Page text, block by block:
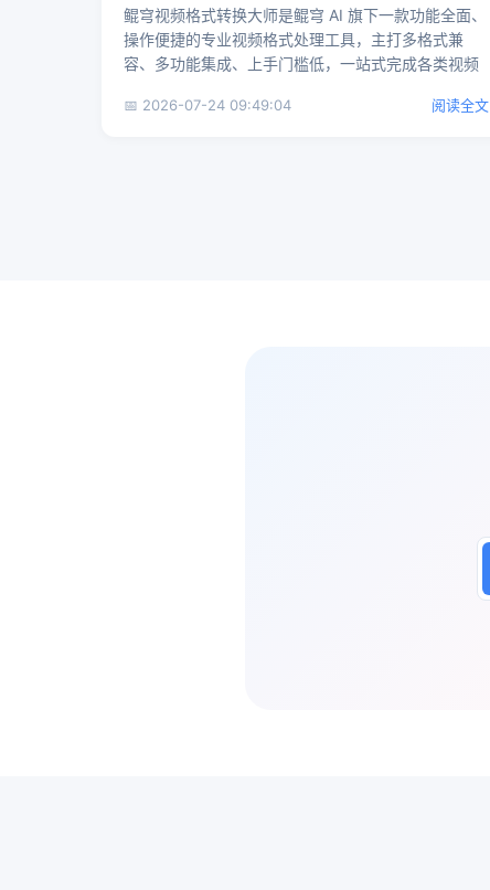
鲲穹视频格式转换大师是鲲穹 AI 旗下一款功能全面、
操作便捷的专业视频格式处理工具，主打多格式兼
容、多功能集成、上手门槛低，一站式完成各类视频
📅 2026-07-24 09:49:04 阅读全文